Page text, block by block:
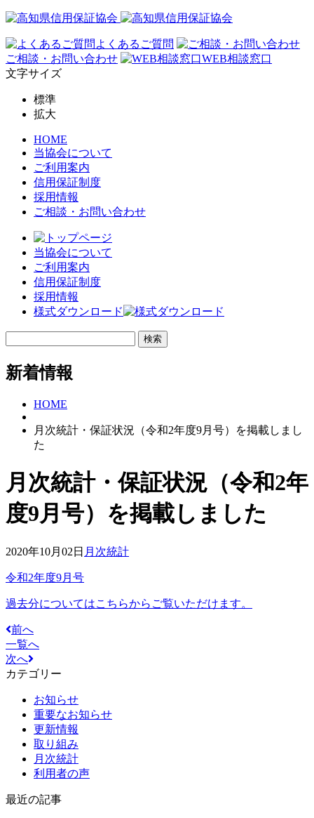
よくあるご質問
ご相談・お問い合わせ
WEB相談窓口
文字サイズ
標準
拡大
HOME
当協会について
ご利用案内
信用保証制度
採用情報
ご相談・お問い合わせ
当協会について
ご利用案内
信用保証制度
採用情報
様式ダウンロード
新着情報
HOME
月次統計・保証状況（令和2年度9月号）を掲載しまし
た
月次統計・保証状況（令和2年
度9月号）を掲載しました
2020年10月02日 月次統計
令和2年度9月号
過去分についてはこちらからご覧いただけます。
前へ
一覧へ
次へ
カテゴリー
お知らせ
重要なお知らせ
更新情報
取り組み
月次統計
利用者の声
最近の記事